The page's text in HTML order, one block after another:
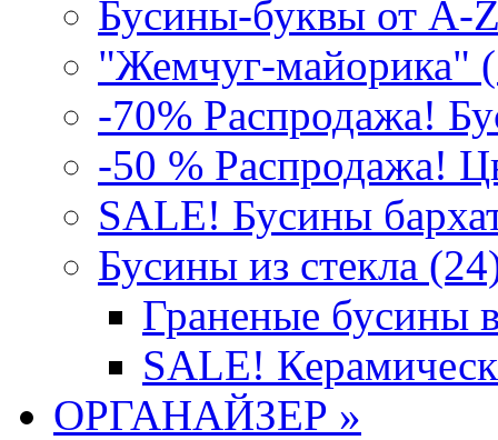
Бусины-буквы от A-
"Жемчуг-майорика"
-70% Распродажа!
-50 % Распродажа!
SALE! Бусины
Бусины из стекла
Граненые бусины
SALE!
ОРГАНАЙЗЕР »